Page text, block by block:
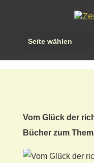
Seite wählen
Vom Glück der
Bücherzum